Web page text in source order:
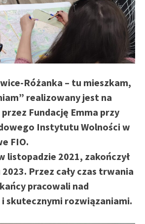
Różanka – tu mieszkam,
realizowany jest na
Fundację Emma przy
Instytutu Wolności w
FIO.
listopadzie 2021, zakończył
Przez cały czas trwania
pracowali nad
skutecznymi rozwiązaniami.